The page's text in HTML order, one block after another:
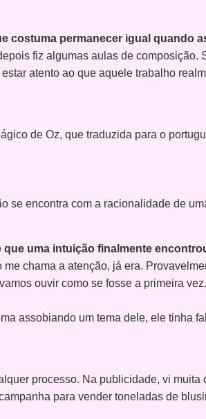
costuma permanecer igual quando
fiz algumas aulas de composição.
atento ao que aquele trabalho
de Oz, que traduzida para o
encontra com a racionalidade de
uma intuição finalmente
chama a atenção, já era.
ouvir como se fosse a primeira
assobiando um tema dele, ele tinha
processo. Na publicidade, vi
para vender toneladas de